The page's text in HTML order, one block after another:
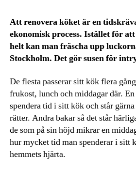
Att renovera köket är en
ekonomisk process. Istället för
helt kan man fräscha upp
Stockholm. Det gör susen för
De flesta passerar sitt kök flera
frukost, lunch och middagar där.
spendera tid i sitt kök och står
rätter. Andra bakar så det står
de som på sin höjd mikrar en
hur mycket tid man spenderar i sitt
hemmets hjärta.